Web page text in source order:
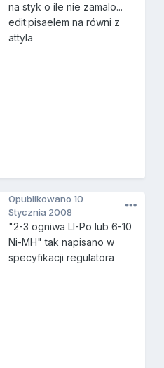
na styk o ile nie zamalo...
edit:pisaelem na równi z
attyla
Opublikowano10
Stycznia 2008
"2-3 ogniwa LI-Po lub 6-10
Ni-MH" tak napisano w
specyfikacji regulatora